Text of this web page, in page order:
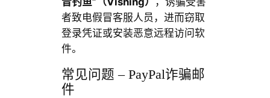
者致电假冒客服人员，进而窃取
登录凭证或安装恶意远程访问软
件。
常见问题 – PayPal诈骗邮
件